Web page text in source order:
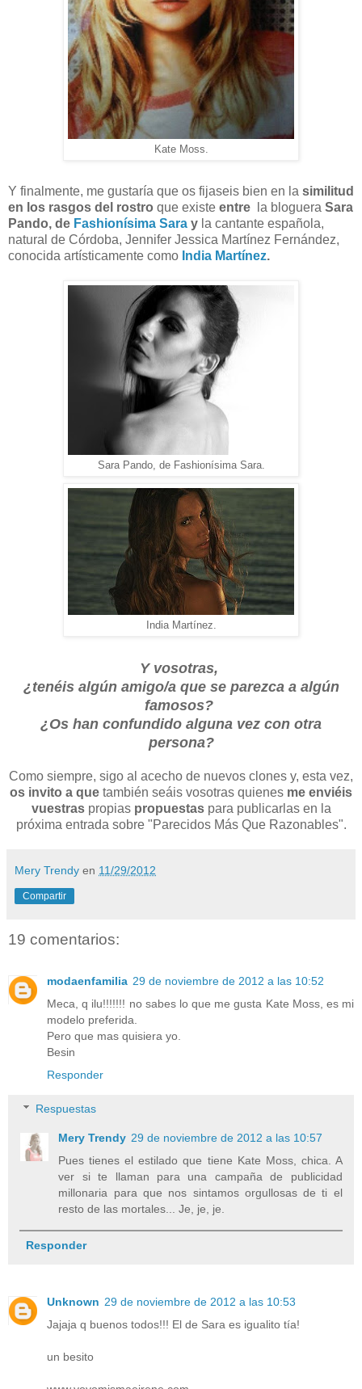
Kate Moss.
Y finalmente, me gustaría que os fijaseis bien en la similitud
en los rasgos del rostro que existe entre la bloguera Sara
Pando, de Fashionísima Sara y la cantante española,
natural de Córdoba, Jennifer Jessica Martínez Fernández,
conocida artísticamente como India Martínez.
Sara Pando, de Fashionísima Sara.
India Martínez.
Y vosotras,
¿tenéis algún amigo/a que se parezca a algún
famosos?
¿Os han confundido alguna vez con otra
persona?
Como siempre, sigo al acecho de nuevos clones y, esta vez,
os invito a que también seáis vosotras quienes me enviéis
vuestraspropias propuestaspara publicarlas en la
próxima entrada sobre "Parecidos Más Que Razonables".
Mery Trendy en 11/29/2012
Compartir
19 comentarios:
modaenfamilia 29 de noviembre de 2012 a las 10:52
Meca, q ilu!!!!!!! no sabes lo que me gusta Kate Moss, es mi
modelo preferida.
Pero que mas quisiera yo.
Besin
Responder
Respuestas
Mery Trendy 29 de noviembre de 2012 a las 10:57
Pues tienes el estilado que tiene Kate Moss, chica. A
ver si te llaman para una campaña de publicidad
millonaria para que nos sintamos orgullosas de ti el
resto de las mortales... Je, je, je.
Responder
Unknown 29 de noviembre de 2012 a las 10:53
Jajaja q buenos todos!!! El de Sara es igualito tía!
un besito